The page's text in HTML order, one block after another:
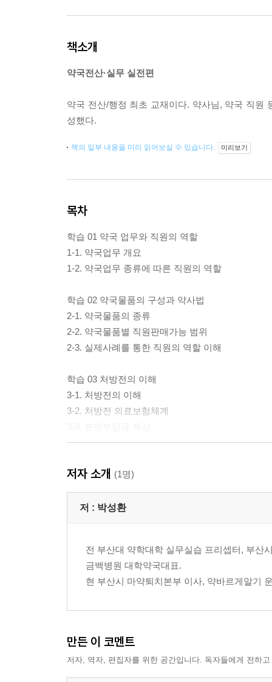
책소개
약국전산·실무 실전편
약국 전산/행정 최초 교재이다. 약사님, 약국 직원
성했다.
책의 일부 내용을 미리 읽어보실 수 있습니다. 미리보기
목차
학습 01 약국 업무와 직원의 역할
1-1. 약국업무 개요
1-2. 약국업무 종류에 따른 직원의 역할
학습 02 약국물품의 구성과 약사법
2-1. 약국물품의 종류
2-2. 약국물품별 직원판매가능 범위
2-3. 실제사례를 통한 직원의 역할 이해
학습 03 처방전의 이해
3-1. 처방전의 이해
3-2. 처방전 의료보험체계
4-1. 처방전 수기입력의 정의
4-2. 수기처방입력 과정
4-3. 다양한 처방입력 예시
학습 05 각종 증빙서류 발급
5-1. 각종 증빙서류 종류
6-1. 거래명세서 입력
6-2. 신규거래처 등록
6-3. 명세서 정보 입력하기
저자 소개 (1명)
저 : 박성환
전 부산대 약학대학 실무실습 프리셉터, 부산
금백병원 대학약국대표.
현 부산시 마약퇴치본부 이사, 약바르게알기
만든 이 코멘트
저자, 역자, 편집자를 위한 공간입니다. 독자들에게 전하